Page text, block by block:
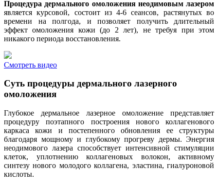
Процедура дермального омоложения неодимовым лазером
является курсовой, состоит из 4-6 сеансов, растянутых во
времени на полгода, и позволяет получить длительный
эффект омоложения кожи (до 2 лет), не требуя при этом
никакого периода восстановления.
Смотреть видео
Суть процедуры дермального лазерного
омоложения
Глубокое дермальное лазерное омоложение представляет
процедуру поэтапного построения нового коллагенового
каркаса кожи и постепенного обновления ее структуры
благодаря мощному и глубокому прогреву дермы. Энергия
неодимового лазера способствует интенсивной стимуляции
клеток, уплотнению коллагеновых волокон, активному
синтезу нового молодого коллагена, эластина, гиалуроновой
кислоты.